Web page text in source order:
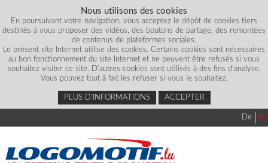
Nous utilisons des cookies
En poursuivant votre navigation, vous acceptez le dépôt de cookies tiers
destinés à vous proposer des vidéos, des boutons de partage, des remontées
de contenus de plateformes sociales.
Le présent site Internet utilise des cookies. Certains cookies sont nécessaires
au bon fonctionnement du site Internet et ne peuvent être refusés si vous
souhaitez visiter ce site. D'autres cookies sont utilisés à des fins d'analyse.
Vous pouvez tout à fait les refuser si vous le souhaitez.
PLUS D’INFORMATIONS ACCEPTER
De Fr